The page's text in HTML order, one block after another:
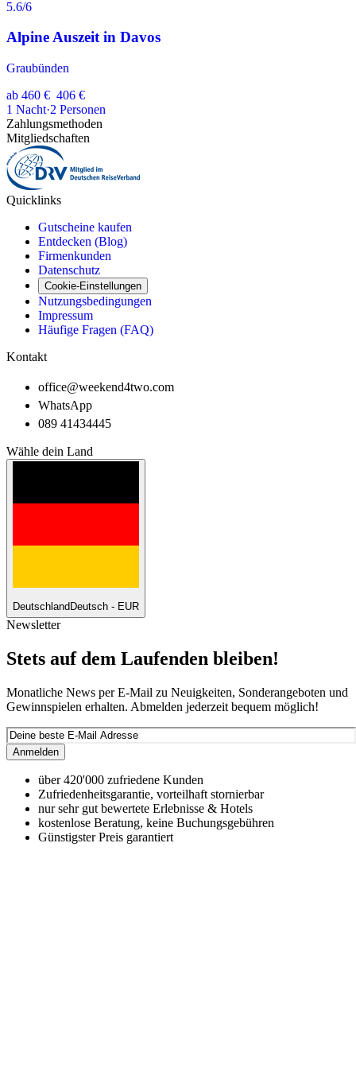
5.6/6
Alpine Auszeit in Davos
Graubünden
ab 460 € 406 €
1 Nacht·2 Personen
Zahlungsmethoden
Mitgliedschaften
Quicklinks
Gutscheine kaufen
Entdecken (Blog)
Firmenkunden
Datenschutz
Cookie-Einstellungen
Nutzungsbedingungen
Impressum
Häufige Fragen (FAQ)
Kontakt
office@weekend4two.com
WhatsApp
089 41434445
Wähle dein Land
Deutschland Deutsch - EUR
Newsletter
Stets auf dem Laufenden bleiben!
Monatliche News per E-Mail zu Neuigkeiten, Sonderangeboten und
Gewinnspielen erhalten. Abmelden jederzeit bequem möglich!
Anmelden
über 420'000 zufriedene Kunden
Zufriedenheitsgarantie, vorteilhaft stornierbar
nur sehr gut bewertete Erlebnisse & Hotels
kostenlose Beratung, keine Buchungsgebühren
Günstigster Preis garantiert